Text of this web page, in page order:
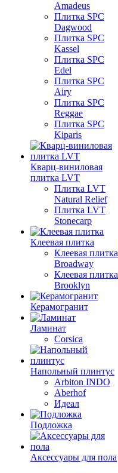
Amadeus
Плитка SPC
Dagwood
Плитка SPC
Kassel
Плитка SPC
Edel
Плитка SPC
Airy
Плитка SPC
Reggae
Плитка SPC
Kiparis
Кварц-виниловая
плитка LVT
Плитка LVT
Natural Relief
Плитка LVT
Stonecarp
Клеевая плитка
Клеевая плитка
Broadway
Клеевая плитка
Brooklyn
Керамогранит
Ламинат
Corsica
Напольный плинтус
Arbiton INDO
Aberhof
Идеал
Подложка
Аксессуары для пола